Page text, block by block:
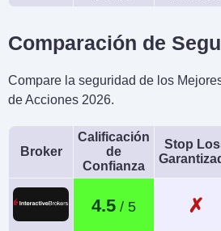
Monedas de cuenta
USD, EUR, GBP, CAD,
AUD, INR, JPY, SEK,
NOK, DKK, CHF, AED,
HUF
AI
Comparación de
Compare la seguridad de los
de Acciones 2026.
Broker
Calificación
de
Confianza
Stop
4.5 ✗